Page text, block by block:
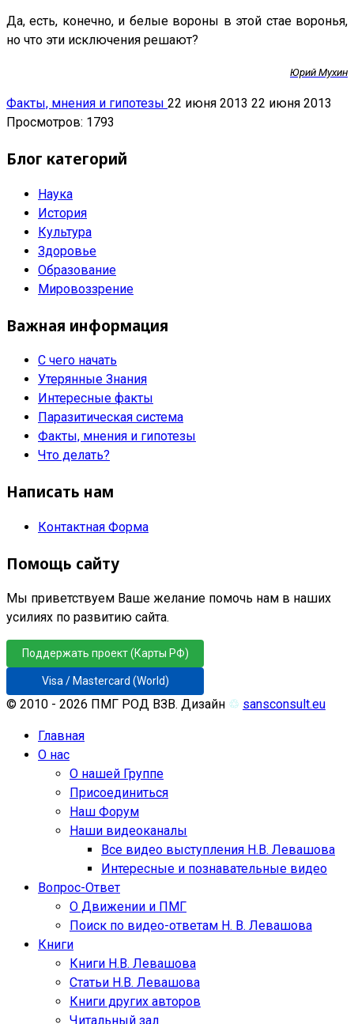
Да, есть, конечно, и белые вороны в этой стае воронья,
но что эти исключения решают?
Юрий Мухин
Факты, мнения и гипотезы 22 июня 2013 22 июня 2013
Просмотров: 1793
Блог категорий
Наука
История
Культура
Здоровье
Образование
Мировоззрение
Важная информация
С чего начать
Утерянные Знания
Интересные факты
Паразитическая система
Факты, мнения и гипотезы
Что делать?
Написать нам
Контактная Форма
Помощь сайту
Мы приветствуем Ваше желание помочь нам в наших
усилиях по развитию сайта.
Поддержать проект (Карты РФ)
Visa / Mastercard (World)
© 2010 - 2026 ПМГ РОД ВЗВ. Дизайн ♲ sansconsult.eu
Главная
О нас
О нашей Группе
Присоединиться
Наш Форум
Наши видеоканалы
Все видео выступления Н.В. Левашова
Интересные и познавательные видео
Вопрос-Ответ
О Движении и ПМГ
Поиск по видео-ответам Н. В. Левашова
Книги
Книги Н.В. Левашова
Статьи Н.В. Левашова
Книги других авторов
Читальный зал